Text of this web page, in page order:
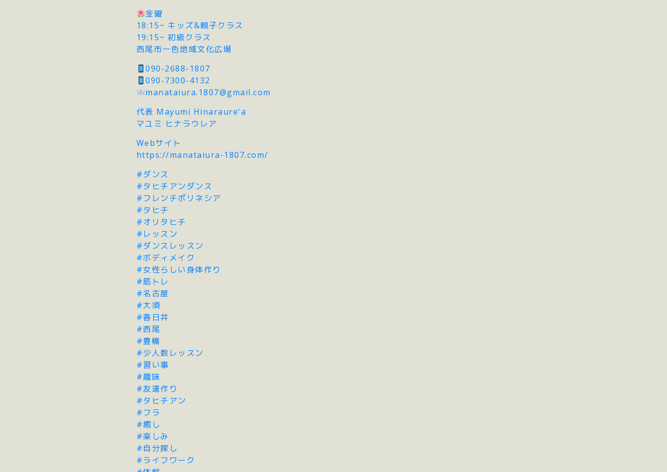
金曜
18:15~ キッズ&親子クラス
19:15~ 初級クラス
西尾市一色地域文化広場
090-2688-1807
090-7300-4132
manataiura.1807@gmail.com
代表 Mayumi Hinaraure'a
マユミ ヒナラウレア
Webサイト
https://manataiura-1807.com/
#ダンス
#タヒチアンダンス
#フレンチポリネシア
#タヒチ
#オリタヒチ
#レッスン
#ダンスレッスン
#ボディメイク
#女性らしい身体作り
#筋トレ
#名古屋
#大須
#春日井
#西尾
#豊橋
#少人数レッスン
#習い事
#趣味
#友達作り
#タヒチアン
#フラ
#癒し
#楽しみ
#自分探し
#ライフワーク